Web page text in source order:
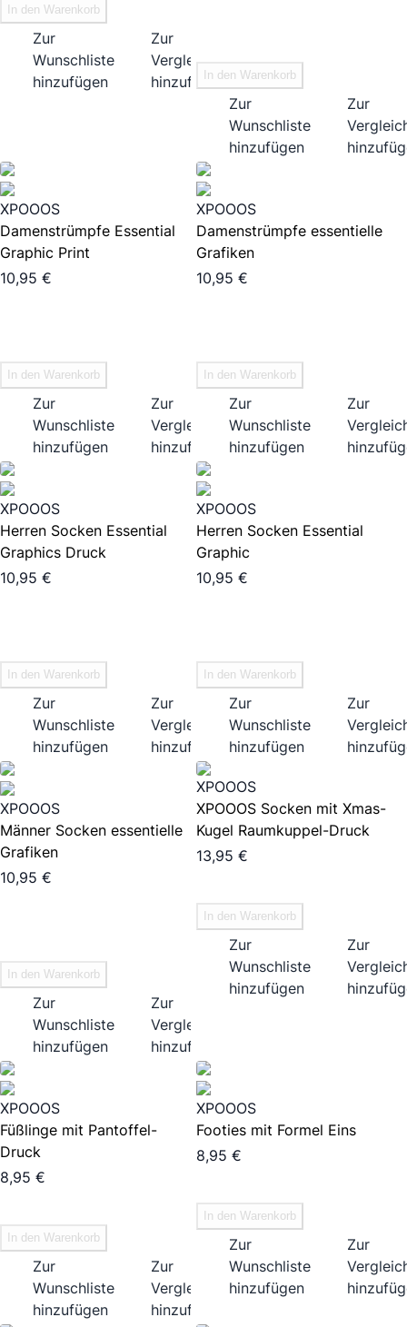
In den Warenkorb
Zur
Wunschliste
hinzufügen
Zur
Vergleichsliste
hinzufügenIn den Warenkorb
Zur
Wunschliste
hinzufügen
Zur
XPOOOS
Damenstrümpfe Essential
Graphic Print
10,95 €
In den Warenkorb
Zur
Wunschliste
hinzufügen
Zur
Vergleichsliste
hinzufügen
XPOOOS
Damenstrümpfe essentielle
Grafiken
10,95 €
In den Warenkorb
Zur
Wunschliste
hinzufügen
Zur
XPOOOS
Herren Socken Essential
Graphics Druck
10,95 €
In den Warenkorb
Zur
Wunschliste
hinzufügen
Zur
Vergleichsliste
hinzufügen
XPOOOS
Herren Socken Essential
Graphic
10,95 €
In den Warenkorb
Zur
Wunschliste
hinzufügen
Zur
XPOOOS
Männer Socken essentielle
Grafiken
10,95 €
In den Warenkorb
Zur
Wunschliste
hinzufügen
Zur
Vergleichsliste
hinzufügen
XPOOOS
XPOOOS Socken mit Xmas-
Kugel Raumkuppel-Druck
13,95 €
In den Warenkorb
Zur
Wunschliste
hinzufügen
Zur
XPOOOS
Füßlinge mit Pantoffel-
Druck
8,95 €
In den Warenkorb
Zur
Wunschliste
hinzufügen
Zur
Vergleichsliste
hinzufügen
XPOOOS
Footies mit Formel Eins
8,95 €
In den Warenkorb
Zur
Wunschliste
hinzufügen
Zur